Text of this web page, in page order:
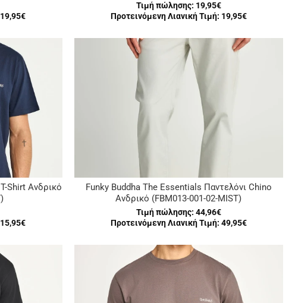
Τιμή πώλησης: 19,95€
Προτεινόμενη Λιανική Τιμή: 19,95€
Shirt Ανδρικό
Funky Buddha The Essentials Παντελόνι Chino
Ανδρικό (FBM013-001-02-MIST)
Τιμή πώλησης: 44,96€
Προτεινόμενη Λιανική Τιμή: 49,95€